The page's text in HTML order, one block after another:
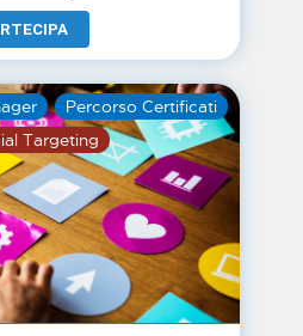
Percorso Certificati
Targeting